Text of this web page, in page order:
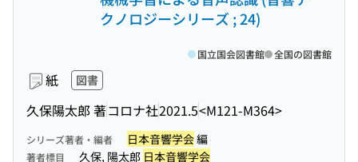
クノロジーシリーズ ; 24)
紙 図書
久保陽太郎 著コロナ社2021.5<M121-M364>
国立国会図書館 全国の図書館
シリーズ著者・編者 日本音響学会編
著者標目 久保, 陽太郎 日本音響学会